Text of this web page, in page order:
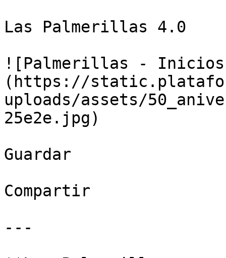
Las Palmerillas 4.0
![Palmerillas -
(https://
uploads/assets/
25e2e.jpg)
Guardar
Compartir
---